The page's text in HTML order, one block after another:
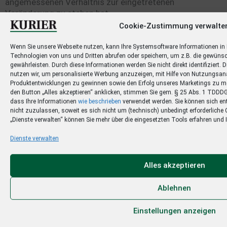
Cookie-Zustimmung
Wenn Sie unsere Webseite nutzen, kann Ihre Systemsoftware Informationen
Technologien von uns und Dritten abrufen oder speichern, um z.B. die
gewährleisten. Durch diese Informationen werden Sie nicht direkt identifiziert.
nutzen wir, um personalisierte Werbung anzuzeigen, mit Hilfe von
Produktentwicklungen zu gewinnen sowie den Erfolg unseres Marketings zu
den Button „Alles akzeptieren“ anklicken, stimmen Sie gem. § 25 Abs. 1
dass Ihre Informationen wie beschrieben verwendet werden. Sie können sich
nicht zuzulassen, soweit es sich nicht um (technisch) unbedingt erforderliche
„Dienste verwalten“ können Sie mehr über die eingesetzten Tools erfahren
Dienste verwalten
Alles akzeptieren
Ablehnen
Einstellungen anzeigen
Veränderung zu stehen hat.
Anpassungen des Abonnementpreises werden vor ihrer
Wirksamkeit in der Printausgabe der Zeitung(en)
Nordbayerischer Kurier und/oder in der digitalen
Ausgabe der Zeitung(en) Nordbayerischer Kurier
und/oder unter www.kurier.de/abo angekündigt.
Einzelbenachrichtigungen sind nicht möglich. Der
Abonnementpreis ist für den Zeitraum der
Vorausberechnung garantiert und kann nicht erhöht
werden. Bei Preiserhöhungen steht dem Abonnenten auf
den Zeitpunkt des Wirksamwerdens der Preiserhöhung
ein Sonderkündigungsrecht zu. Auf ein bestehendes
hingewiesen. Die Kündigung muss dem Verlag innerhalb
eines Monats ab Mitteilung der Preiserhöhung zugehen.
Zwischenzeitlich erfolgter Leistungsaustausch wird
4.2.5. Ggf. angebotene ermäßigte Bezugspreise für
Studierende können nur nach Vorlage einer gültigen